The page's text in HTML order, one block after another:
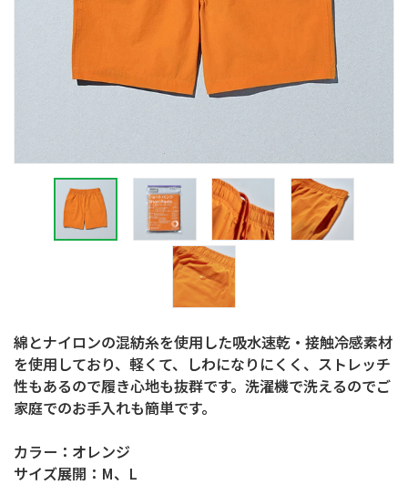
綿とナイロンの混紡糸を使用した吸水速乾・接触冷感素材
を使用しており、軽くて、しわになりにくく、ストレッチ
性もあるので履き心地も抜群です。洗濯機で洗えるのでご
家庭でのお手入れも簡単です。
カラー：オレンジ
サイズ展開：M、L